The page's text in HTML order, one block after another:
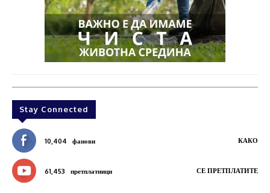
Stay Connected
10,404 фанови КАКО
61,453 претплатници СЕ ПРЕТПЛАТИТЕ